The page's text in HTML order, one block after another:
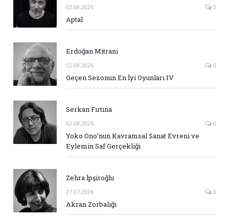
02.08.2026 0
Aptal
Erdoğan Mitrani
02.08.2026 0
Geçen Sezonun En İyi Oyunları IV
Serkan Fırtına
02.08.2026 0
Yoko Ono’nun Kavramsal Sanat Evreni ve
Eylemin Saf Gerçekliği
Zehra İpşiroğlu
27.07.2026 0
Akran Zorbalığı